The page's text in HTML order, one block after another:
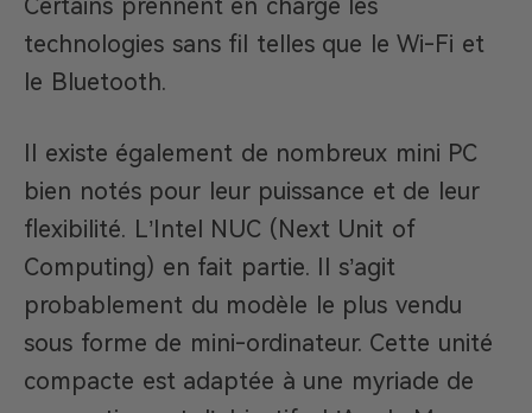
Certains prennent en charge les
technologies sans fil telles que le Wi-Fi et
le Bluetooth.
Il existe également de nombreux mini PC
bien notés pour leur puissance et de leur
flexibilité. L’Intel NUC (Next Unit of
Computing) en fait partie. Il s’agit
probablement du modèle le plus vendu
sous forme de mini-ordinateur. Cette unité
compacte est adaptée à une myriade de